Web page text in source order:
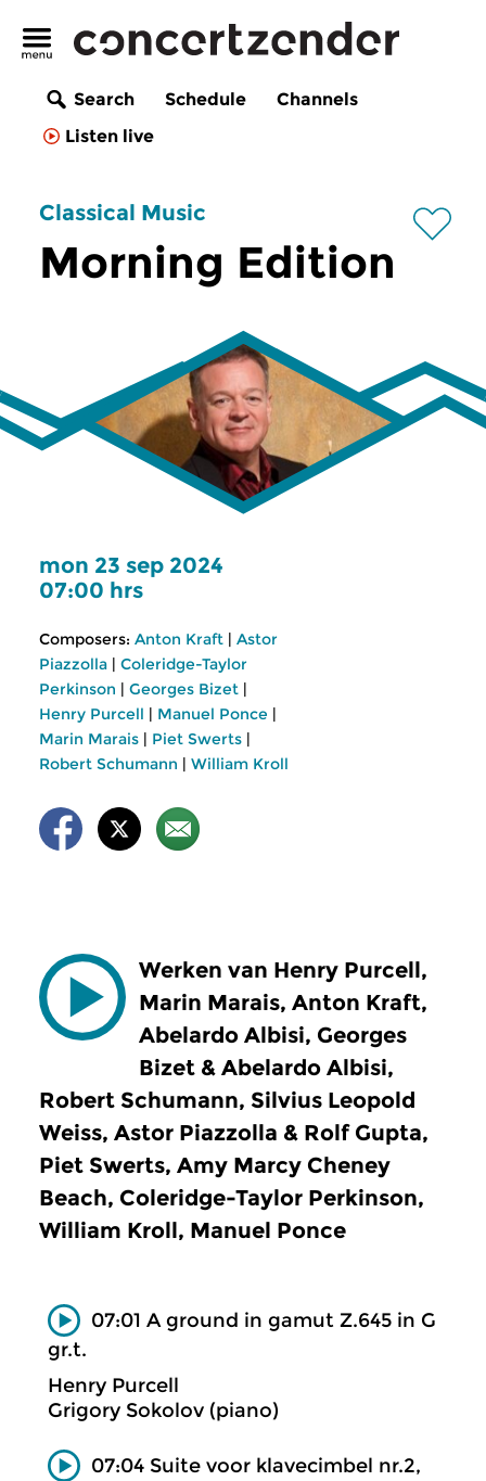
Search Schedule
Channels
Listen live
Classical Music
Morning Edition
mon 23 sep 2024
07:00 hrs
Composers: Anton Kraft | Astor
Piazzolla | Coleridge-Taylor
Perkinson | Georges Bizet |
Henry Purcell | Manuel Ponce |
Marin Marais | Piet Swerts |
Robert Schumann | William Kroll
Werken van Henry Purcell,
Marin Marais, Anton Kraft,
Abelardo Albisi, Georges
Bizet & Abelardo Albisi,
Robert Schumann, Silvius Leopold
Weiss, Astor Piazzolla & Rolf Gupta,
Piet Swerts, Amy Marcy Cheney
Beach, Coleridge-Taylor Perkinson,
William Kroll, Manuel Ponce
07:01 A ground in gamut Z.645 in G
gr.t.
Henry Purcell
Grigory Sokolov (piano)
07:04 Suite voor klavecimbel nr.2,